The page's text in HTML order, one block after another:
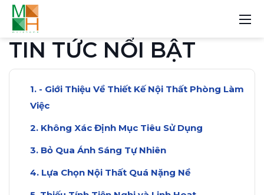
TIN TỨC NỔI BẬT
- Giới Thiệu Về Thiết Kế Nội Thất Phòng Làm
Việc
Không Xác Định Mục Tiêu Sử Dụng
Bỏ Qua Ánh Sáng Tự Nhiên
Lựa Chọn Nội Thất Quá Nặng Nề